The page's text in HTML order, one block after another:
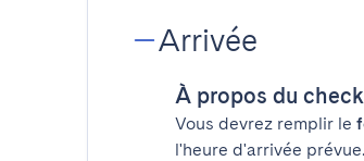
Arrivée
À propos du
Vous devrez remplir le
l'heure d'arrivée